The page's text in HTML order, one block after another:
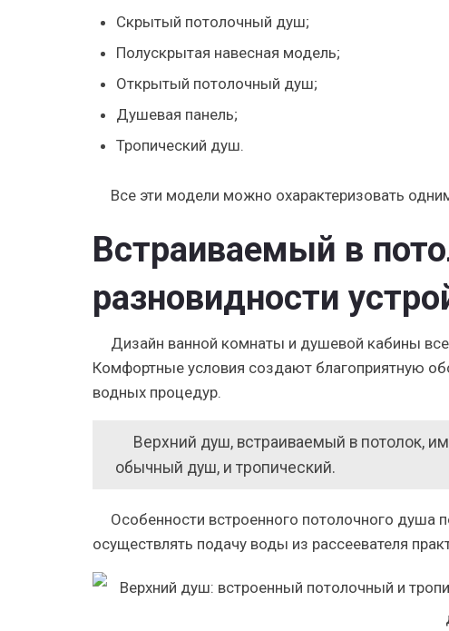
Скрытый потолочный душ;
Полускрытая навесная модель;
Открытый потолочный душ;
Душевая панель;
Тропический душ.
Все эти модели можно охарактеризовать
Встраиваемый в
разновидности
Дизайн ванной комнаты и душевой кабины
Комфортные условия создают благоприятную
водных процедур.
Верхний душ, встраиваемый в потолок,
обычный душ, и тропический.
Особенности встроенного потолочного душа
осуществлять подачу воды из рассеевателя